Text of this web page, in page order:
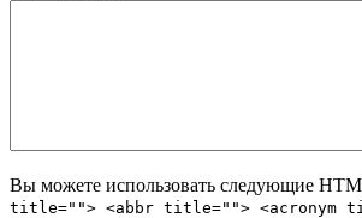
Вы можете использовать следующие
title=""> <abbr title=""> <acronym